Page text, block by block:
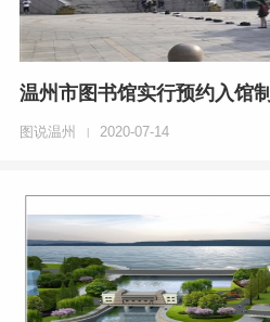
温州市图书馆实行预约入馆制
图说温州 2020-07-14